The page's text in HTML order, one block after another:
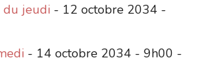
du jeudi - 12 octobre 2034 -
- 14 octobre 2034 - 9h00 -